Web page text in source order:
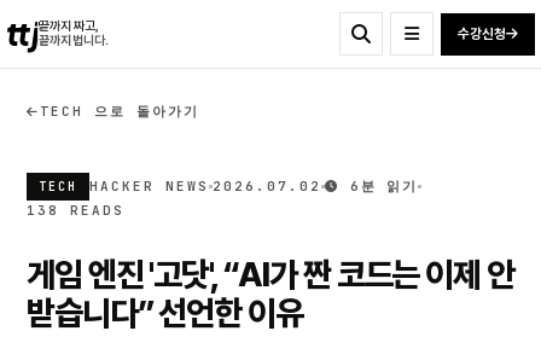
ttj끝까지 짜고,
끝까지 법니다.
수강신청
TECH 으로 돌아가기
TECH HACKER NEWS 2026.07.02
6분 읽기
138 READS
게임 엔진 '고닷', “AI가 짠 코드는 이제 안
받습니다” 선언한 이유